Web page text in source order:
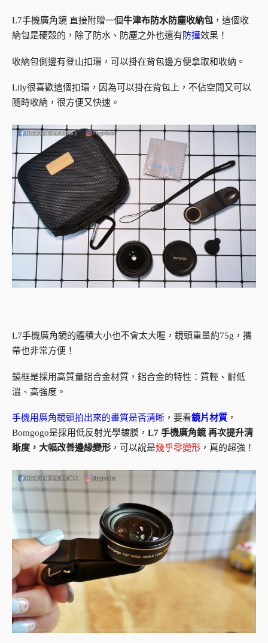
L7手機廣角鏡 直接附贈一個牛津布防水防塵收納包 ，這個收
納包是硬殼的，除了防水、防塵之外也還有 防撞效果！
收納包側邊有登山扣環，可以掛在背包邊方便拿取和收納。
Lily很喜歡這個扣環，因為可以掛在背包上，不佔空間又可以
隨時收納，很方便又快速。
L7手機廣角鏡的體積大小也不會太大喔，鏡頭重量約75g，攜
帶也非常方便！
鏡框是採用高質量鋁合金材質，鋁合金的特性：質輕、耐低
溫、高強度。
手機用廣角鏡頭拍出來的畫質是否清晰 ，要看鏡片材質 ，
Bomgogo是採用低反射光學鍍膜， L7 手機廣角鏡 再次提升清
晰度，大幅改善邊緣變形 ，可以說是幾乎零變形 ，真的超強！